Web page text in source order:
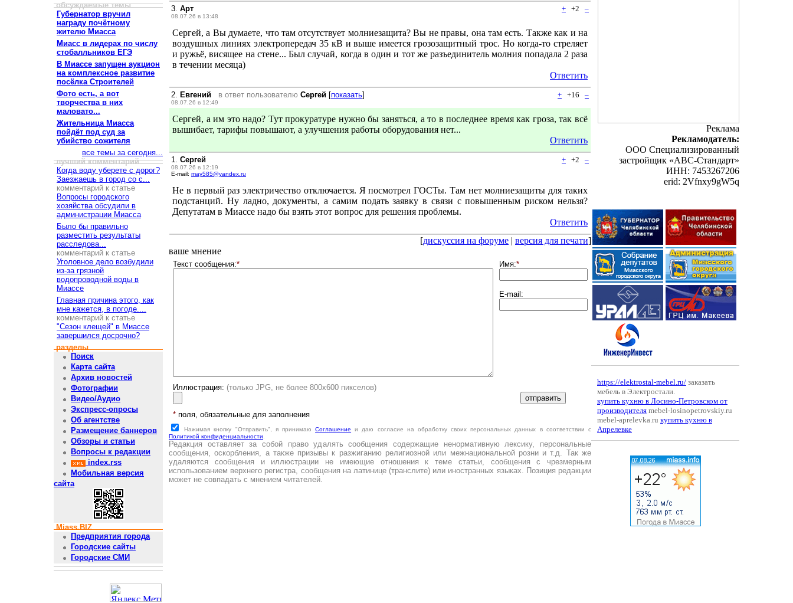
обсуждаемые темы
Губернатор вручил
награду почётному
жителю Миасса
Миасс в лидерах по числу
стобалльников ЕГЭ
В Миассе запущен аукцион
на комплексное развитие
посёлка Строителей
Фото есть, а вот
творчества в них
маловато...
Жительница Миасса
пойдёт под суд за
убийство сожителя
все темы за сегодня...
лучший комментарий
Когда воду уберете с дорог?
Заезжаешь в город со с...
комментарий к статье
Вопросы городского
хозяйства обсудили в
администрации Миасса
Было бы правильно
разместить результаты
расследова...
комментарий к статье
Уголовное дело возбудили
из-за грязной
водопроводной воды в
Миассе
Главная причина этого, как
мне кажется, в погоде....
комментарий к статье
"Сезон клещей" в Миассе
завершился досрочно?
разделы
Поиск
Карта сайта
Архив новостей
Фотографии
Видео/Аудио
Экспресс-опросы
Об агентстве
Размещение баннеров
Обзоры и статьи
Вопросы к редакции
index.rss
Мобильная версия
сайта
Miass.BIZ
Предприятия города
Городские сайты
Городские СМИ
3. Арт
08.07.26 в 13:48
+ +2 –
Сергей, а Вы думаете, что там отсутствует молниезащита? Вы не правы, она там есть. Также как и на
воздушных линиях электропередач 35 кВ и выше имеется грозозащитный трос. Но когда-то стреляет
и ружьё, висящее на стене... Был случай, когда в один и тот же разъединитель молния попадала 2 раза
в течении месяца)
Ответить
2. Евгений в ответ пользователю Сергей [показать]
08.07.26 в 12:49
+ +16 –
Сергей, а им это надо? Тут прокуратуре нужно бы заняться, а то в последнее время как гроза, так всё
вышибает, тарифы повышают, а улучшения работы оборудования нет...
Ответить
1. Сергей
08.07.26 в 12:19
E-mail: may585@yandex.ru
+ +2 –
Не в первый раз электричество отключается. Я посмотрел ГОСТы. Там нет молниезащиты для таких
подстанций. Ну ладно, документы, а самим подать заявку в связи с повышенным риском нельзя?
Депутатам в Миассе надо бы взять этот вопрос для решения проблемы.
Ответить
[дискуссия на форуме | версия для печати]
ваше мнение
Текст сообщения:* Имя:*
E-mail:
Иллюстрация: (только JPG, не более 800х600 пикселов)
*поля, обязательные для заполнения
Нажимая кнопку "Отправить", я принимаюCоглашение и даю согласие на обработку своих персональных данных в соответствии с
Политикой конфиденциальности
Редакция оставляет за собой право удалять сообщения содержащие ненормативную лексику, персональные
сообщения, оскорбления, а также призывы к разжиганию религиозной или межнациональной розни и т.д. Так же
удаляются сообщения и иллюстрации не имеющие отношения к теме статьи, сообщения с чрезмерным
использованием верхнего регистра, сообщения на латинице (транслите) или иностранных языках. Позиция редакции
может не совпадать с мнением читателей.
Реклама
Рекламодатель:
ООО Специализированный
застройщик «АВС-Стандарт»
ИНН: 7453267206
erid: 2Vfnxy9gW5q
https://elektrostal-mebel.ru/ заказать
мебель в Электростали.
купить кухню в Лосино-Петровском от
производителя mebel-losinopetrovskiy.ru
mebel-aprelevka.ru купить кухню в
Апрелевке